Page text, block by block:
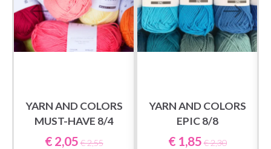
YARN AND COLORS
MUST-HAVE 8/4
€ 2,05 € 2,55
YARN AND COLORS
EPIC 8/8
€ 1,85 € 2,30